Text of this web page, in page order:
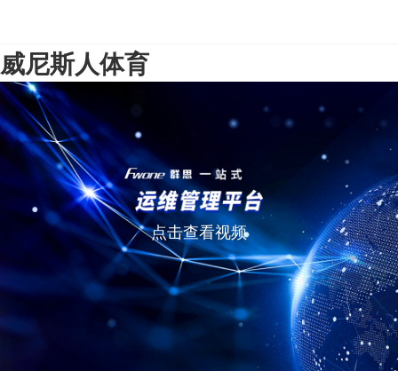
威尼斯人体育
点击查看视频